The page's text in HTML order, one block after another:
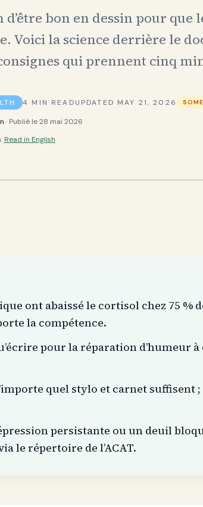
d’être bon en dessin pour
Voici la science derrière le
qui prennent cinq
4 MIN READUPDATED MAY 21, 2026
· Publié le28 mai 2026
Read in English
ont abaissé le cortisol chez 75 %
la compétence.
pour la réparation d’humeur
quel stylo et carnet suffisent ;
persistante ou un deuil
le répertoire de l’ACAT.